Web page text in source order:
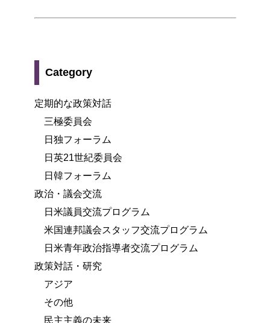
Category
定期的な政策対話
三極委員会
日独フォーラム
日英21世紀委員会
日韓フォーラム
政治・議会交流
日米議員交流プログラム
米国連邦議会スタッフ交流プログラム
日米青年政治指導者交流プログラム
政策対話・研究
アジア
その他
民主主義の未来